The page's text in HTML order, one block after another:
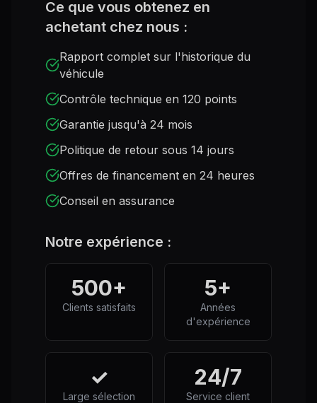
Ce que vous obtenez en
achetant chez nous :
Rapport complet sur l'historique du
véhicule
Contrôle technique en 120 points
Garantie jusqu'à 24 mois
Politique de retour sous 14 jours
Offres de financement en 24 heures
Conseil en assurance
Notre expérience :
500+
Clients satisfaits
5+
Années
d'expérience
✓
Large sélection
24/7
Service client